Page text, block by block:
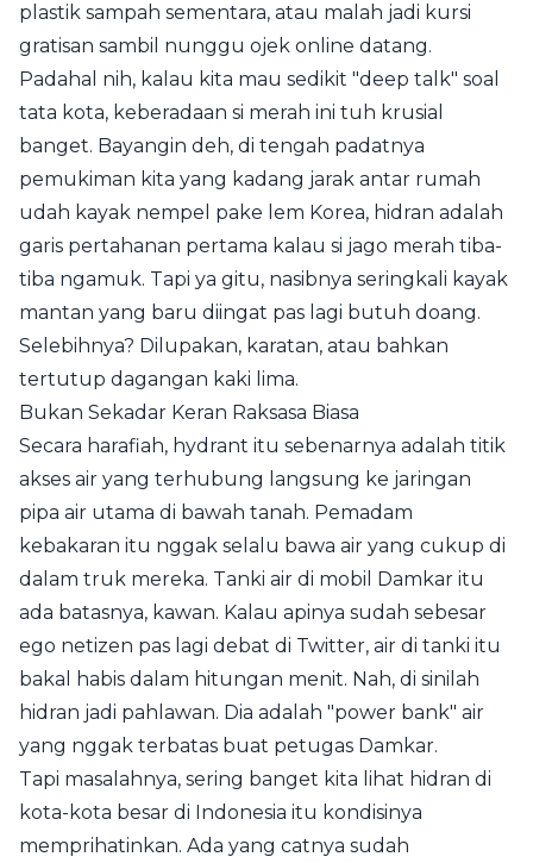
plastik sampah sementara, atau malah jadi kursi
gratisan sambil nunggu ojek online datang.
Padahal nih, kalau kita mau sedikit "deep talk" soal
tata kota, keberadaan si merah ini tuh krusial
banget. Bayangin deh, di tengah padatnya
pemukiman kita yang kadang jarak antar rumah
udah kayak nempel pake lem Korea, hidran adalah
garis pertahanan pertama kalau si jago merah tiba-
tiba ngamuk. Tapi ya gitu, nasibnya seringkali kayak
mantan yang baru diingat pas lagi butuh doang.
Selebihnya? Dilupakan, karatan, atau bahkan
tertutup dagangan kaki lima.
Bukan Sekadar Keran Raksasa Biasa
Secara harafiah, hydrant itu sebenarnya adalah titik
akses air yang terhubung langsung ke jaringan
pipa air utama di bawah tanah. Pemadam
kebakaran itu nggak selalu bawa air yang cukup di
dalam truk mereka. Tanki air di mobil Damkar itu
ada batasnya, kawan. Kalau apinya sudah sebesar
ego netizen pas lagi debat di Twitter, air di tanki itu
bakal habis dalam hitungan menit. Nah, di sinilah
hidran jadi pahlawan. Dia adalah "power bank" air
yang nggak terbatas buat petugas Damkar.
Tapi masalahnya, sering banget kita lihat hidran di
kota-kota besar di Indonesia itu kondisinya
memprihatinkan. Ada yang catnya sudah